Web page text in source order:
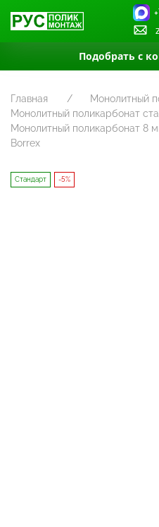
Подобрать с
Главная
Монолитный
Монолитный поликарбонат
Монолитный поликарбонат 8
Borrex
Стандарт -5%